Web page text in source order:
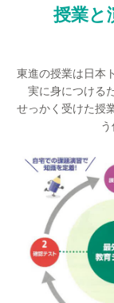
授業と
東進の授業は日本
実に身につける
せっかく受けた授